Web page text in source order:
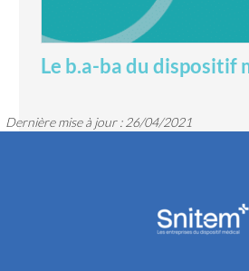
Le b.a-ba du dispositif
Dernière mise à jour : 26/04/2021